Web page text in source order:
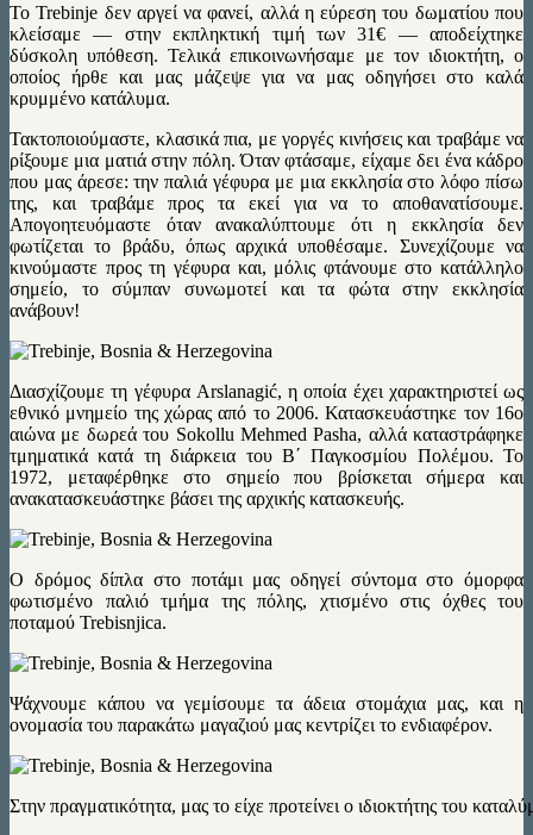
Το Trebinje δεν αργεί να φανεί, αλλά η εύρεση του δωματίου που
κλείσαμε — στην εκπληκτική τιμή των 31€ — αποδείχτηκε
δύσκολη υπόθεση. Τελικά επικοινωνήσαμε με τον ιδιοκτήτη, ο
οποίος ήρθε και μας μάζεψε για να μας οδηγήσει στο καλά
κρυμμένο κατάλυμα.
Τακτοποιούμαστε, κλασικά πια, με γοργές κινήσεις και τραβάμε να
ρίξουμε μια ματιά στην πόλη. Όταν φτάσαμε, είχαμε δει ένα κάδρο
που μας άρεσε: την παλιά γέφυρα με μια εκκλησία στο λόφο πίσω
της, και τραβάμε προς τα εκεί για να το αποθανατίσουμε.
Απογοητευόμαστε όταν ανακαλύπτουμε ότι η εκκλησία δεν
φωτίζεται το βράδυ, όπως αρχικά υποθέσαμε. Συνεχίζουμε να
κινούμαστε προς τη γέφυρα και, μόλις φτάνουμε στο κατάλληλο
σημείο, το σύμπαν συνωμοτεί και τα φώτα στην εκκλησία
ανάβουν!
Διασχίζουμε τη γέφυρα Arslanagić, η οποία έχει χαρακτηριστεί ως
εθνικό μνημείο της χώρας από το 2006. Κατασκευάστηκε τον 16ο
αιώνα με δωρεά του Sokollu Mehmed Pasha, αλλά καταστράφηκε
τμηματικά κατά τη διάρκεια του Β΄ Παγκοσμίου Πολέμου. Το
1972, μεταφέρθηκε στο σημείο που βρίσκεται σήμερα και
ανακατασκευάστηκε βάσει της αρχικής κατασκευής.
Ο δρόμος δίπλα στο ποτάμι μας οδηγεί σύντομα στο όμορφα
φωτισμένο παλιό τμήμα της πόλης, χτισμένο στις όχθες του
ποταμού Trebisnjica.
Ψάχνουμε κάπου να γεμίσουμε τα άδεια στομάχια μας, και η
ονομασία του παρακάτω μαγαζιού μας κεντρίζει το ενδιαφέρον.
Στην πραγματικότητα, μας το είχε προτείνει ο ιδιοκτήτης του